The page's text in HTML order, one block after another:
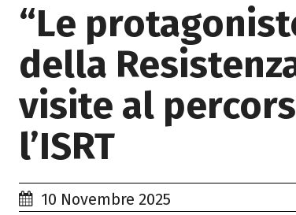
“Le
della
visite al
l’ISRT
10 Novembre 2025